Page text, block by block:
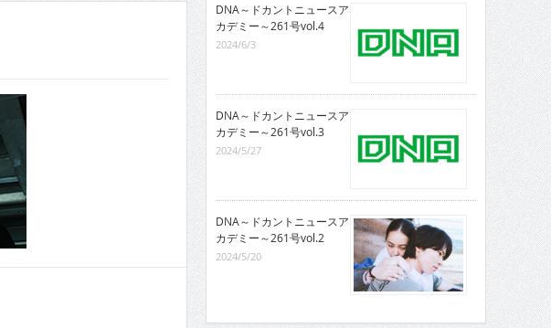
DNA～ドカントニュースア
カデミー～261号vol.4
2024/6/3
DNA～ドカントニュースア
カデミー～261号vol.3
2024/5/27
DNA～ドカントニュースア
カデミー～261号vol.2
2024/5/20